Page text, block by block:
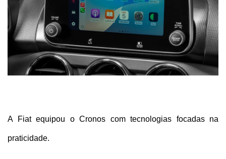
A Fiat equipou o Cronos com tecnologias focadas na
praticidade.